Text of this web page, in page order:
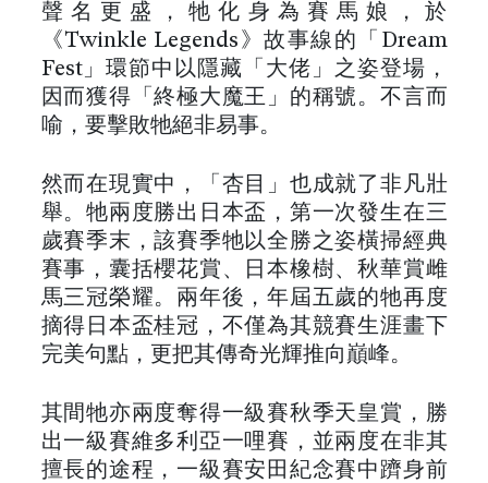
聲名更盛，牠化身為賽馬娘，於
《Twinkle Legends》故事線的「Dream
Fest」環節中以隱藏「大佬」之姿登場，
因而獲得「終極大魔王」的稱號。不言而
喻，要擊敗牠絕非易事。
然而在現實中，「杏目」也成就了非凡壯
舉。牠兩度勝出日本盃，第一次發生在三
歲賽季末，該賽季牠以全勝之姿橫掃經典
賽事，囊括櫻花賞、日本橡樹、秋華賞雌
馬三冠榮耀。兩年後，年屆五歲的牠再度
摘得日本盃桂冠，不僅為其競賽生涯畫下
完美句點，更把其傳奇光輝推向巔峰。
其間牠亦兩度奪得一級賽秋季天皇賞，勝
出一級賽維多利亞一哩賽，並兩度在非其
擅長的途程，一級賽安田紀念賽中躋身前